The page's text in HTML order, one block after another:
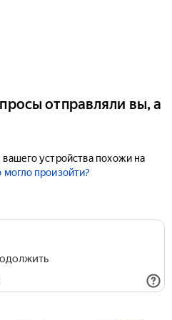
отправляли вы, а
устройства похожи на
могло произойти?